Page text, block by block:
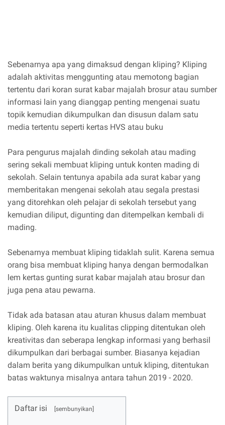
Sebenarnya apa yang dimaksud dengan kliping? Kliping
adalah aktivitas menggunting atau memotong bagian
tertentu dari koran surat kabar majalah brosur atau sumber
informasi lain yang dianggap penting mengenai suatu
topik kemudian dikumpulkan dan disusun dalam satu
media tertentu seperti kertas HVS atau buku
Para pengurus majalah dinding sekolah atau mading
sering sekali membuat kliping untuk konten mading di
sekolah. Selain tentunya apabila ada surat kabar yang
memberitakan mengenai sekolah atau segala prestasi
yang ditorehkan oleh pelajar di sekolah tersebut yang
kemudian diliput, digunting dan ditempelkan kembali di
mading.
Sebenarnya membuat kliping tidaklah sulit. Karena semua
orang bisa membuat kliping hanya dengan bermodalkan
lem kertas gunting surat kabar majalah atau brosur dan
juga pena atau pewarna.
Tidak ada batasan atau aturan khusus dalam membuat
kliping. Oleh karena itu kualitas clipping ditentukan oleh
kreativitas dan seberapa lengkap informasi yang berhasil
dikumpulkan dari berbagai sumber. Biasanya kejadian
dalam berita yang dikumpulkan untuk kliping, ditentukan
batas waktunya misalnya antara tahun 2019 - 2020.
Daftar isi